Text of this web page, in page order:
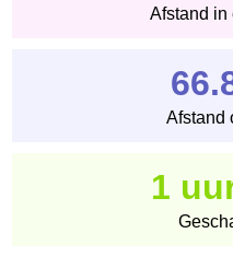
Afstand in
Afstand
1